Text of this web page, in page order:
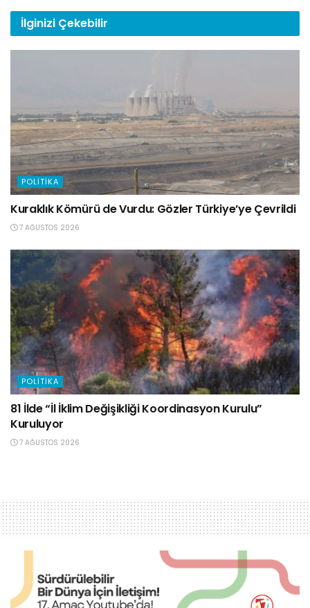
İlginizi Çekebilir
POLITIKA
Kuraklık Kömürü de Vurdu: Gözler Türkiye’ye Çevrildi
7 AĞUSTOS 2026
POLITIKA
81 İlde “İl İklim Değişikliği Koordinasyon Kurulu”
Kuruluyor
7 AĞUSTOS 2026